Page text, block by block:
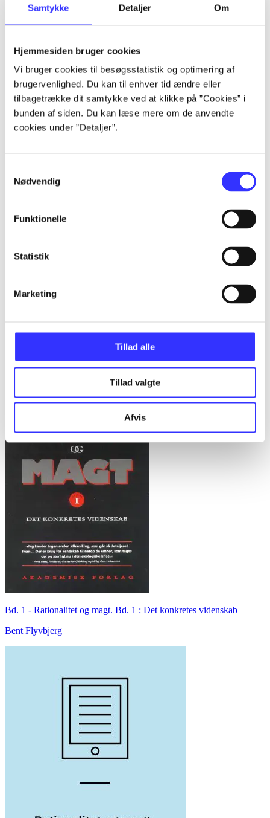
Samtykke Detaljer Om
Hjemmesiden bruger cookies
Vi bruger cookies til besøgsstatistik og optimering af
brugervenlighed. Du kan til enhver tid ændre eller
tilbagetrække dit samtykke ved at klikke på ”Cookies” i
bunden af siden. Du kan læse mere om de anvendte
cookies under ”Detaljer”.
Nødvendig
Funktionelle
Statistik
Marketing
Tillad alle
Tillad valgte
Afvis
Bind 1 -Rationalitet og magt. Bind 1 : Det konkretes videnskab
Bent Flyvbjerg
Rationalitet og magt. Bd. 1 : Det konkretes videnskab
Bent Flyvbjerg
Bd. 1 - Rationalitet og magt. Bd. 1 : Det konkretes videnskab
Bent Flyvbjerg